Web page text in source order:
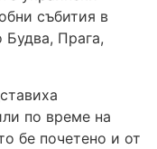
събития в
Будва, Прага,
по време на
бе почетено и от